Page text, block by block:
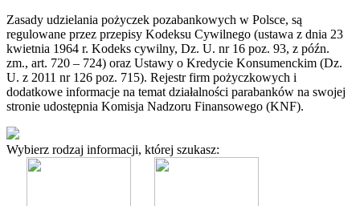
Zasady udzielania pożyczek pozabankowych w Polsce, są
regulowane przez przepisy Kodeksu Cywilnego (ustawa z dnia 23
kwietnia 1964 r. Kodeks cywilny, Dz. U. nr 16 poz. 93, z późn.
zm., art. 720 – 724) oraz Ustawy o Kredycie Konsumenckim (Dz.
U. z 2011 nr 126 poz. 715). Rejestr firm pożyczkowych i
dodatkowe informacje na temat działalności parabanków na swojej
stronie udostępnia Komisja Nadzoru Finansowego (KNF).
Wybierz rodzaj informacji, której szukasz: